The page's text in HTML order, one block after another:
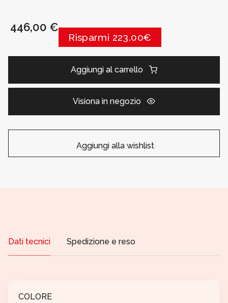
446,00 €
Risparmi 223.00€
Aggiungi al carrello
Visiona in negozio
Aggiungi alla wishlist
Dati tecnici Spedizione e reso
COLORE